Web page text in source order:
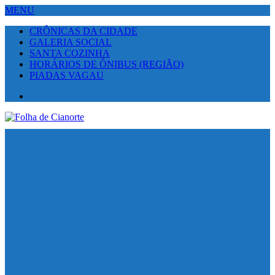
MENU
CRÔNICAS DA CIDADE
GALERIA SOCIAL
SANTA COZINHA
HORÁRIOS DE ÔNIBUS (REGIÃO)
PIADAS VAGAU